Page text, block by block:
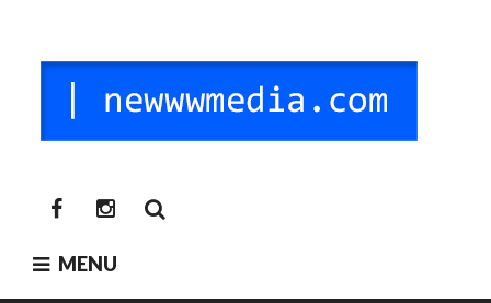
content
newwwmedia
newwwmedia
MENU